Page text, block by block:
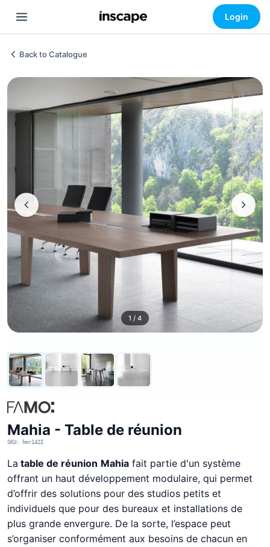
Login
Back to Catalogue
1 / 4
Mahia - Table de réunion
SKU: hmr142I
La table de réunion Mahia fait partie d'un système
offrant un haut développement modulaire, qui permet
d’offrir des solutions pour des studios petits et
individuels que pour des bureaux et installations de
plus grande envergure. De la sorte, l’espace peut
s’organiser conformément aux besoins de chacun en